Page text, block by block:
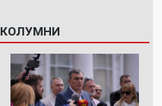
КОЛУМНИ